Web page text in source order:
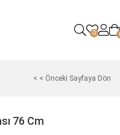
0
< < Önceki Sayfaya Dön
76 Cm